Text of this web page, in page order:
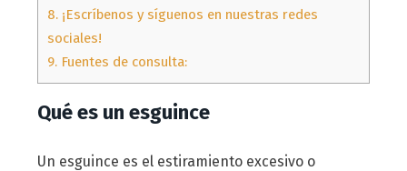
8.¡Escríbenos y síguenos en nuestras redes
sociales!
9.Fuentes de consulta:
Qué es un esguince
Un esguince es el estiramiento excesivo o